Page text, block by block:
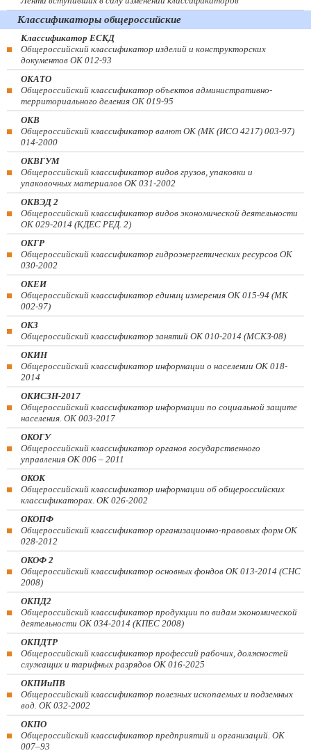
Классификаторы общероссийские
Классификатор ЕСКД
Общероссийский классификатор изделий и конструкторских
документов ОК 012-93
ОКАТО
Общероссийский классификатор объектов административно-
территориального деления ОК 019-95
ОКВ
Общероссийский классификатор валют ОК (МК (ИСО 4217) 003-97)
014-2000
ОКВГУМ
Общероссийский классификатор видов грузов, упаковки и
упаковочных материалов ОК 031-2002
ОКВЭД 2
Общероссийский классификатор видов экономической деятельности
ОК 029-2014 (КДЕС РЕД. 2)
ОКГР
Общероссийский классификатор гидроэнергетических ресурсов ОК
030-2002
ОКЕИ
Общероссийский классификатор единиц измерения ОК 015-94 (МК
002-97)
ОКЗ
Общероссийский классификатор занятий ОК 010-2014 (МСКЗ-08)
ОКИН
Общероссийский классификатор информации о населении ОК 018-
2014
ОКИСЗН-2017
Общероссийский классификатор информации по социальной защите
населения. ОК 003-2017
ОКОГУ
Общероссийский классификатор органов государственного
управления ОК 006 – 2011
ОКОК
Общероссийский классификатор информации об общероссийских
классификаторах. ОК 026-2002
ОКОПФ
Общероссийский классификатор организационно-правовых форм ОК
028-2012
ОКОФ 2
Общероссийский классификатор основных фондов ОК 013-2014 (СНС
2008)
ОКПД2
Общероссийский классификатор продукции по видам экономической
деятельности ОК 034-2014 (КПЕС 2008)
ОКПДТР
Общероссийский классификатор профессий рабочих, должностей
служащих и тарифных разрядов ОК 016-2025
ОКПИиПВ
Общероссийский классификатор полезных ископаемых и подземных
вод. ОК 032-2002
ОКПО
Общероссийский классификатор предприятий и организаций. ОК
007–93